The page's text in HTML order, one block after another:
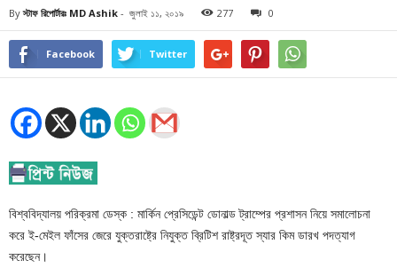
By স্টাফ রিপোর্টারঃ MD Ashik - জুলাই ১১, ২০১৯ 277 0
Facebook Twitter
বিশ্ববিদ্যালয় পরিক্রমা ডেস্ক : মার্কিন প্রেসিডেন্ট ডোনাল্ড ট্রাম্পের প্রশাসন নিয়ে সমালোচনা
করে ই-মেইল ফাঁসের জেরে যুক্তরাষ্ট্রে নিযুক্ত ব্রিটিশ রাষ্ট্রদূত স্যার কিম ডারখ পদত্যাগ
করেছেন।